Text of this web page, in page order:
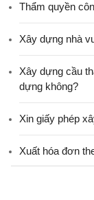
Thẩm quyền
Xây dựng nhà
Xây dựng cầu
dựng không?
Xin giấy phép
Xuất hóa đơn